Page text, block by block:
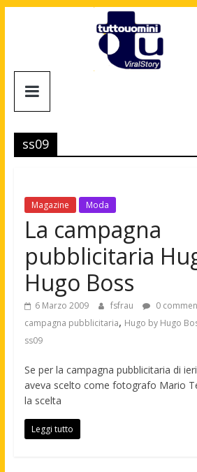
Tuttouomini
Tv,
Cinema,
news
moda
maschile
ss09
Magazine Moda
La campagna
pubblicitaria
Hugo Boss
6 Marzo 2009 fsfrau 0
campagna pubblicitaria, Hugo by Hugo
ss09
Se per la campagna pubblicitaria di
aveva scelto come fotografo Mario
la scelta
Leggi tutto